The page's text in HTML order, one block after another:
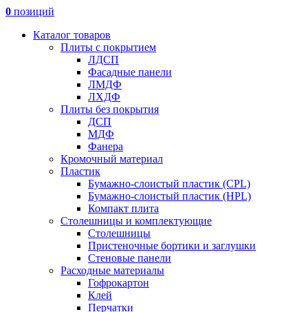
0 позиций
Каталог товаров
Плиты с покрытием
ЛДСП
Фасадные панели
ЛМДФ
ЛХДФ
Плиты без покрытия
ДСП
МДФ
Фанера
Кромочный материал
Пластик
Бумажно-слоистый пластик (CPL)
Бумажно-слоистый пластик (HPL)
Компакт плита
Столешницы и комплектующие
Столешницы
Пристеночные бортики и заглушки
Стеновые панели
Расходные материалы
Гофрокартон
Клей
Перчатки